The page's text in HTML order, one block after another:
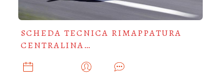
SCHEDA TECNICA RIMAPPATURA
CENTRALINA…